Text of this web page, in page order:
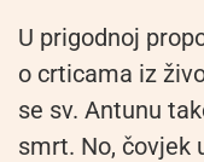
U prigodnoj
o crticama iz
se sv. Antunu
smrt. No, čovjek